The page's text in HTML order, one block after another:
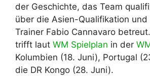
der Geschichte, das Team
über die Asien-Qualifikation und
Trainer Fabio Cannavaro
trifft laut WM Spielplan in der
Kolumbien (18. Juni), Portugal
die DR Kongo (28. Juni).